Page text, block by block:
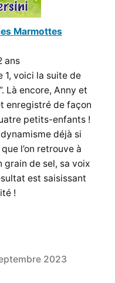
Marmottes
ans
1, voici la suite de
Là encore, Anny et
enregistré de façon
petits-enfants !
déjà si
l’on retrouve à
grain de sel, sa voix
est saisissant
!
2023